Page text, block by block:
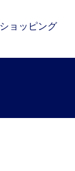
ショッピング